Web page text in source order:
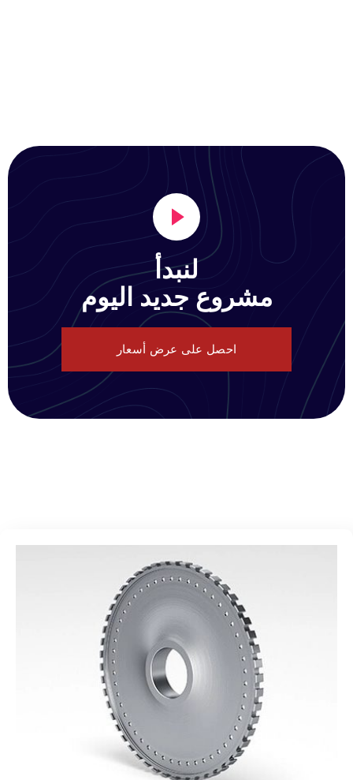
لنبدأ
مشروع جديد اليوم
احصل على عرض أسعار